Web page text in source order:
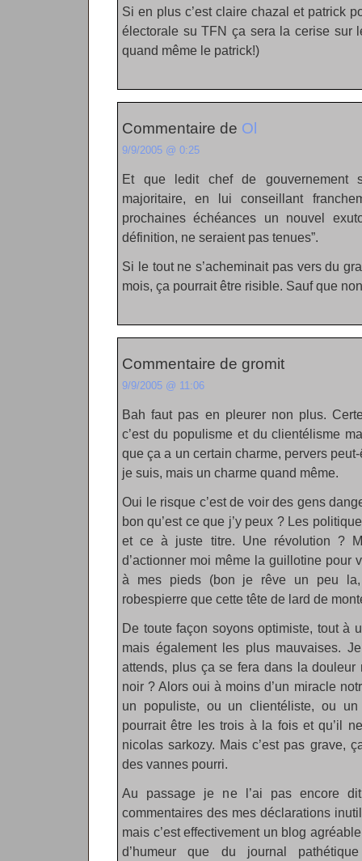
Si en plus c’est claire chazal et patrick
électorale su TFN ça sera la cerise sur
quand même le patrick!)
Commentaire de Ol
9/9/2005 @ 0:25
Et que ledit chef de gouvernement
majoritaire, en lui conseillant
prochaines échéances un nouvel
définition, ne seraient pas tenues”.
Si le tout ne s’acheminait pas vers du
mois, ça pourrait être risible. Sauf que
Commentaire de gromit
9/9/2005 @ 11:06
Bah faut pas en pleurer non plus.
c’est du populisme et du clientélisme
que ça a un certain charme, pervers
je suis, mais un charme quand même.
Oui le risque c’est de voir des gens
bon qu’est ce que j’y peux ? Les
et ce à juste titre. Une révolution ?
d’actionner moi même la guillotine pour
à mes pieds (bon je rêve un peu
robespierre que cette tête de lard de
De toute façon soyons optimiste, tout à
mais également les plus mauvaises.
attends, plus ça se fera dans la douleur
noir ? Alors oui à moins d’un miracle
un populiste, ou un clientéliste, ou
pourrait être les trois à la fois et qu’il
nicolas sarkozy. Mais c’est pas grave,
des vannes pourri.
Au passage je ne l’ai pas encore
commentaires des mes déclarations
mais c’est effectivement un blog
d’humeur que du journal